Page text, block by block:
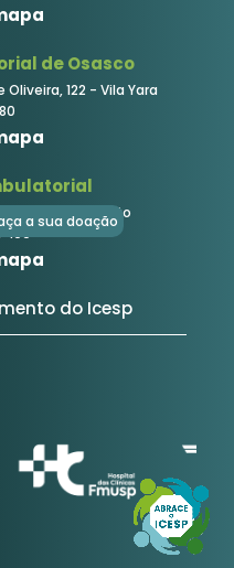
de Osasco
122 - Vila Yara
- Consolação
100
do Icesp
a sua doação